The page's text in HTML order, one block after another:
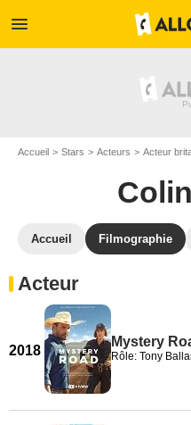
menu
Accueil Stars Acteurs Acteur
Accueil Filmographie
Acteur
2018
Mystery
Rôle: Tony